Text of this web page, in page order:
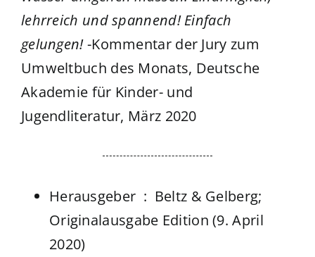
lehrreich und spannend! Einfach
gelungen!-Kommentar der Jury zum
Umweltbuch des Monats, Deutsche
Akademie für Kinder- und
Jugendliteratur, März 2020
Herausgeber ‏ : ‎ Beltz & Gelberg;
Originalausgabe Edition (9. April
2020)